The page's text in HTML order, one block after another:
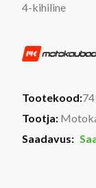
4-kihiline
Tootekood:
Tootja:
Saadavus: